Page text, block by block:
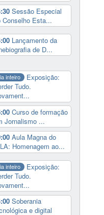
Sessão Especial
Conselho Esta...
Lançamento da
de D...
inteiro
Exposição:
Tudo.
Curso de formação
Jornalismo ...
Aula Magna do
Homenagem ao...
inteiro
Exposição:
Tudo.
Soberania
e digital